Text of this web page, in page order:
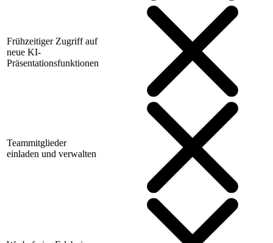
Frühzeitiger Zugriff auf
neue KI-
Präsentationsfunktionen
Teammitglieder
einladen und verwalten